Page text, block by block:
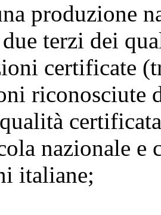
produzione
terzi dei
certificate
riconosciute
nazionale e
italiane;